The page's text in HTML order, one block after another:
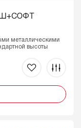
металлическими
высоты